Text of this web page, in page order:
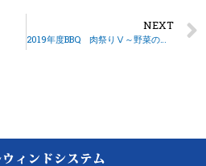
NEXT
2019年度BBQ 肉祭りⅤ～野菜の花嫁～